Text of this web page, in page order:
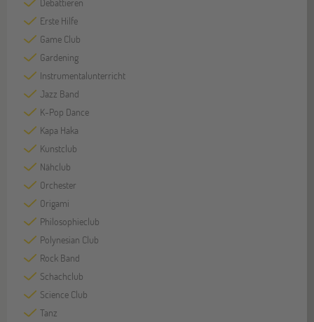
Erste Hilfe
Game Club
Gardening
Instrumentalunterricht
Jazz Band
K-Pop Dance
Kapa Haka
Kunstclub
Nähclub
Orchester
Origami
Philosophieclub
Polynesian Club
Rock Band
Schachclub
Science Club
Tanz